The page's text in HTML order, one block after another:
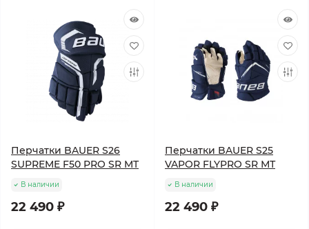
Перчатки BAUER S26
SUPREME F50 PRO SR MT
В наличии
22 490 ₽
Перчатки BAUER S25
VAPOR FLYPRO SR МТ
В наличии
22 490 ₽